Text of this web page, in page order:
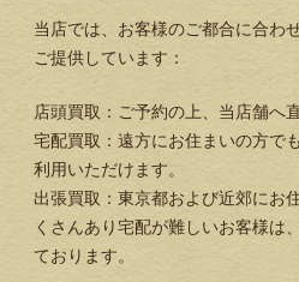
当店では、お客様のご都合に合わ
ご提供しています：
店頭買取：ご予約の上、当店舗へ
宅配買取：遠方にお住まいの方で
利用いただけます。
出張買取：東京都および近郊にお
くさんあり宅配が難しいお客様は
ております。